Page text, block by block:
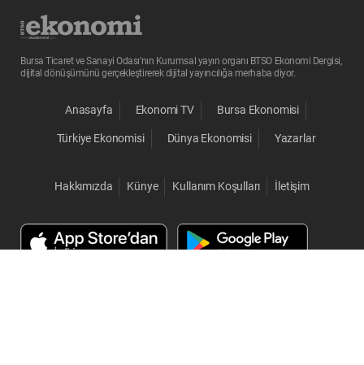
Bursa Ticaret ve Sanayi Odası’nın Kurumsal yayın organı BTSO Ekonomi Dergisi,
dijital dönüşümünü gerçekleştirerek dijital yayıncılığa merhaba diyor.
Anasayfa Ekonomi TV Bursa Ekonomisi
Türkiye Ekonomisi Dünya Ekonomisi Yazarlar
Hakkımızda Künye Kullanım Koşulları İletişim